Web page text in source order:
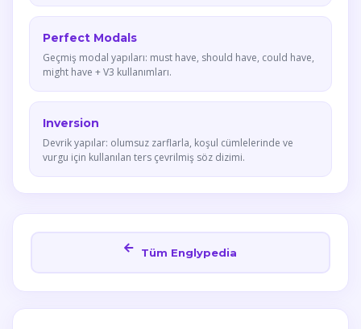
Perfect Modals
Geçmiş modal yapıları: must have, should have, could have,
might have + V3 kullanımları.
Inversion
Devrik yapılar: olumsuz zarflarla, koşul cümlelerinde ve
vurgu için kullanılan ters çevrilmiş söz dizimi.
Tüm Englypedia